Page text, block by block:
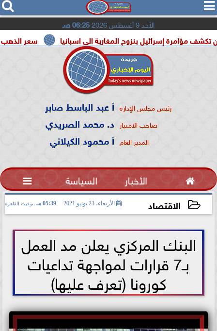
  
الأحد 9 أغسطس 2026 06:25 صـ
سعر الذهب اليوم السبت 8 أغسطس 2026 إسرائيل بنزوح المغاربة الى اسبانيا
رئيس مجلس الإدارة أ عبد الباسط صابر
صاحب الامتياز د. محمد الصريدي
المدير العام أ محمود الكيلاني
 الأخبار السياسة 
الاقتصاد الأربعاء، 23 يونيو 2021 05:39 مـ بتوقيت القاهرة
البنك المركزي يعلن مد العمل
بـ7 قرارات لمواجهة تداعيات
كورونا (تعرف عليها)